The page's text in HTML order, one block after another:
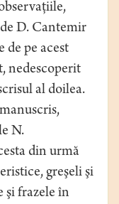
D. Cantemir
de pe acest
nedescoperit
al doilea.
N.
din urmă
greşeli şi
şi frazele în